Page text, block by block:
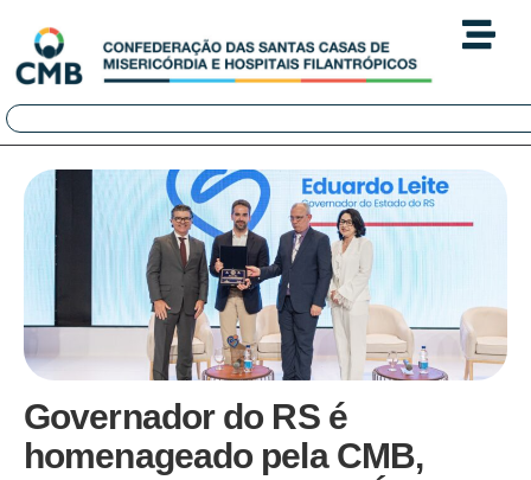
Governador do RS é
homenageado pela CMB,